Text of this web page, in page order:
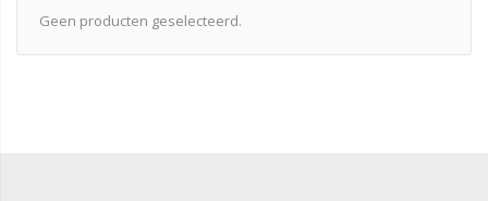
Geen producten geselecteerd.